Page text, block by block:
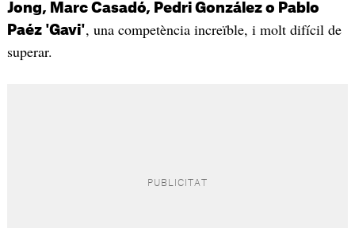
Jong, Marc Casadó, Pedri González o Pablo
Paéz 'Gavi', una competència increïble, i molt difícil de
superar.